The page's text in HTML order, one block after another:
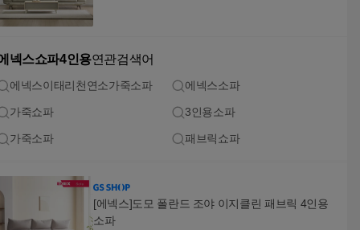
넥스쇼파4인용연관검색어
에넥스이태리천연소가죽소파 에넥스소파
가죽쇼파 3인용소파
가죽소파 패브릭쇼파
[에넥스]도모 폴란드 조야 이지클린 패브릭 4인용
소파